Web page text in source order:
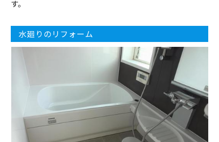
す。
水廻りのリフォーム